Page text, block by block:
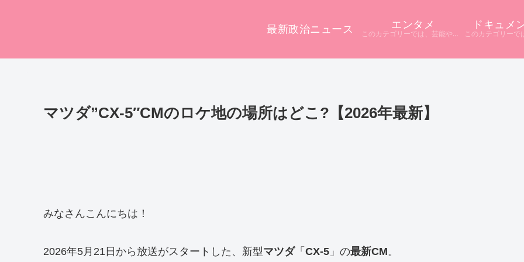
最新政治ニュース エンタメ
このカテゴリーでは、芸能やエンタメに関するニュースをまとめています。 テレビや配信サービス、SNSなど多様な情報源から話題をピックアップ。 ニュース記事だけでは分からない背景や疑問点を深掘りし、分かりやすく解説しています。
ドキュメ
マツダ”CX-5″CMのロケ地の場所はどこ?【2026年最新】
みなさんこんにちは！
2026年5月21日から放送がスタートした、新型マツダ「 CX-5 」の最新CM。